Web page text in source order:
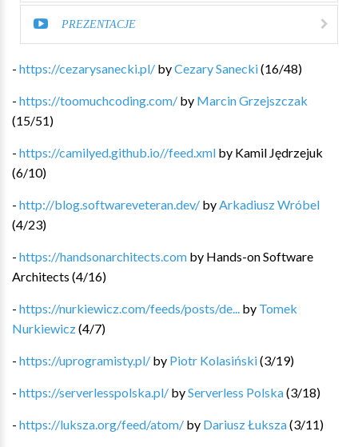
PREZENTACJE
- https://cezarysanecki.pl/ byCezary Sanecki(16/48)
- https://toomuchcoding.com/ by Marcin Grzejszczak
(15/51)
- https://camilyed.github.io//feed.xml by Kamil Jędrzejuk
(6/10)
- http://blog.softwareveteran.dev/ by Arkadiusz Wróbel
(4/23)
- https://handsonarchitects.com by Hands-on Software
Architects (4/16)
- https://nurkiewicz.com/feeds/posts/de... by Tomek
Nurkiewicz(4/7)
- https://uprogramisty.pl/ by Piotr Kolasiński(3/19)
- https://serverlesspolska.pl/ byServerless Polska(3/18)
- https://luksza.org/feed/atom/ by Dariusz Łuksza(3/11)